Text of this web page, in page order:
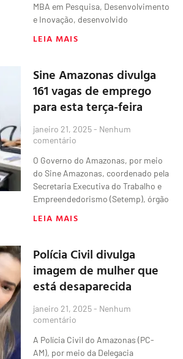
MBA em Pesquisa, Desenvolvimento
e Inovação, desenvolvido
LEIA MAIS
Sine Amazonas divulga
161 vagas de emprego
para esta terça-feira
janeiro 21, 2025 Nenhum
comentário
O Governo do Amazonas, por meio
do Sine Amazonas, coordenado pela
Secretaria Executiva do Trabalho e
Empreendedorismo (Setemp), órgão
LEIA MAIS
Polícia Civil divulga
imagem de mulher que
está desaparecida
janeiro 21, 2025 Nenhum
comentário
A Polícia Civil do Amazonas (PC-
AM), por meio da Delegacia